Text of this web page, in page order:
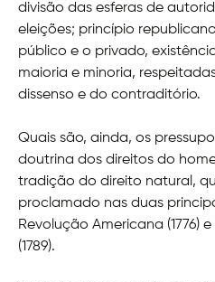
divisão das esferas de
eleições; princípio
público e o privado,
maioria e minoria,
dissenso e do contraditório.
Quais são, ainda, os
doutrina dos direitos do
tradição do direito natural,
proclamado nas duas
Revolução Americana (1776)
(1789).